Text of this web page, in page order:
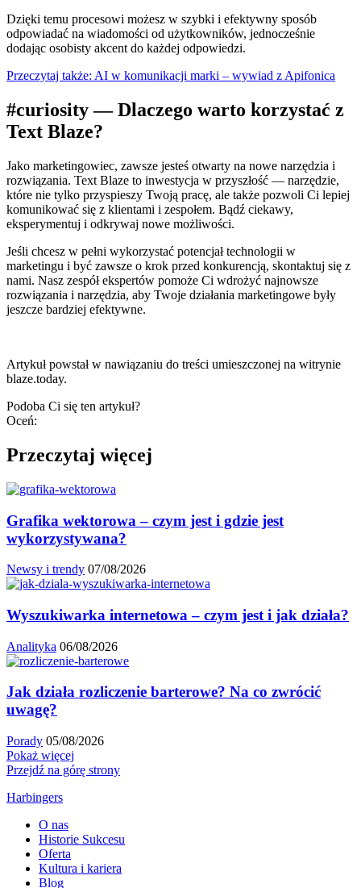
Dzięki temu procesowi możesz w szybki i efektywny sposób
odpowiadać na wiadomości od użytkowników, jednocześnie
dodając osobisty akcent do każdej odpowiedzi.
Przeczytaj także: AI w komunikacji marki – wywiad z Apifonica
#curiosity — Dlaczego warto korzystać z
Text Blaze?
Jako marketingowiec, zawsze jesteś otwarty na nowe narzędzia i
rozwiązania. Text Blaze to inwestycja w przyszłość — narzędzie,
które nie tylko przyspieszy Twoją pracę, ale także pozwoli Ci lepiej
komunikować się z klientami i zespołem. Bądź ciekawy,
eksperymentuj i odkrywaj nowe możliwości.
Jeśli chcesz w pełni wykorzystać potencjał technologii w
marketingu i być zawsze o krok przed konkurencją, skontaktuj się z
nami. Nasz zespół ekspertów pomoże Ci wdrożyć najnowsze
rozwiązania i narzędzia, aby Twoje działania marketingowe były
jeszcze bardziej efektywne.
Artykuł powstał w nawiązaniu do treści umieszczonej na witrynie
blaze.today.
Podoba Ci się ten artykuł?
Oceń:
Przeczytaj więcej
Grafika wektorowa – czym jest i gdzie jest
wykorzystywana?
Newsy i trendy 07/08/2026
Wyszukiwarka internetowa – czym jest i jak działa?
Analityka 06/08/2026
Jak działa rozliczenie barterowe? Na co zwrócić
uwagę?
Porady 05/08/2026
Pokaż więcej
Przejdź na górę strony
Harbingers
O nas
Historie Sukcesu
Oferta
Kultura i kariera
Blog